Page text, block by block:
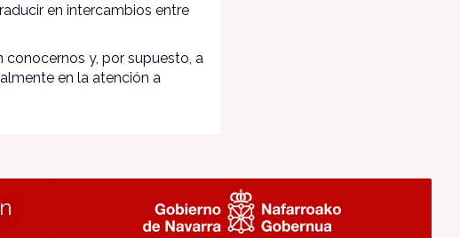
en intercambios entre
y, por supuesto, a
en la atención a